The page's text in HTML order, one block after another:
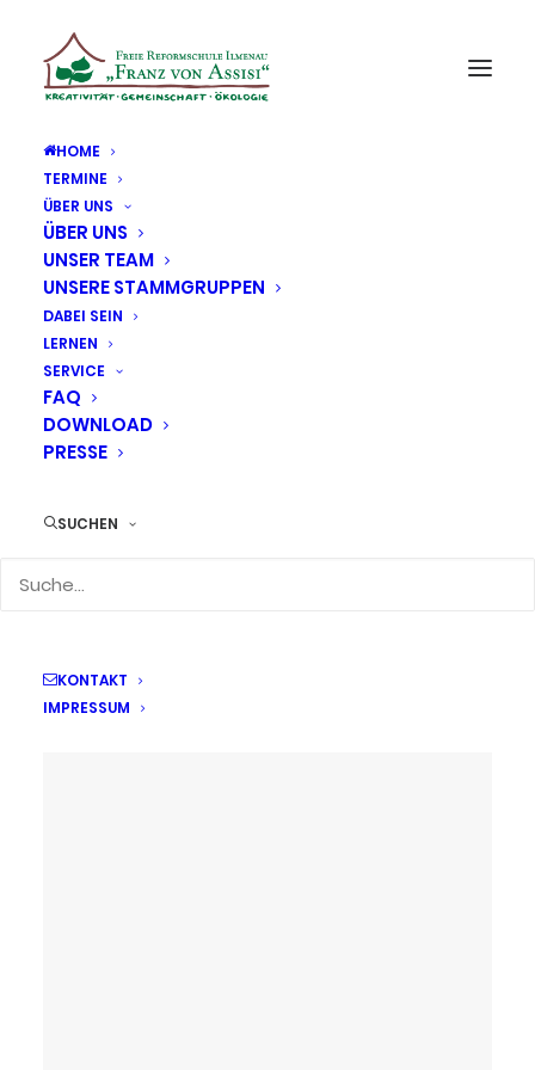
HOME
TERMINE
ÜBER UNS
ÜBER UNS
UNSER TEAM
UNSERE STAMMGRUPPEN
DABEI SEIN
LERNEN
SERVICE
FAQ
DOWNLOAD
PRESSE
SUCHEN
KONTAKT
IMPRESSUM